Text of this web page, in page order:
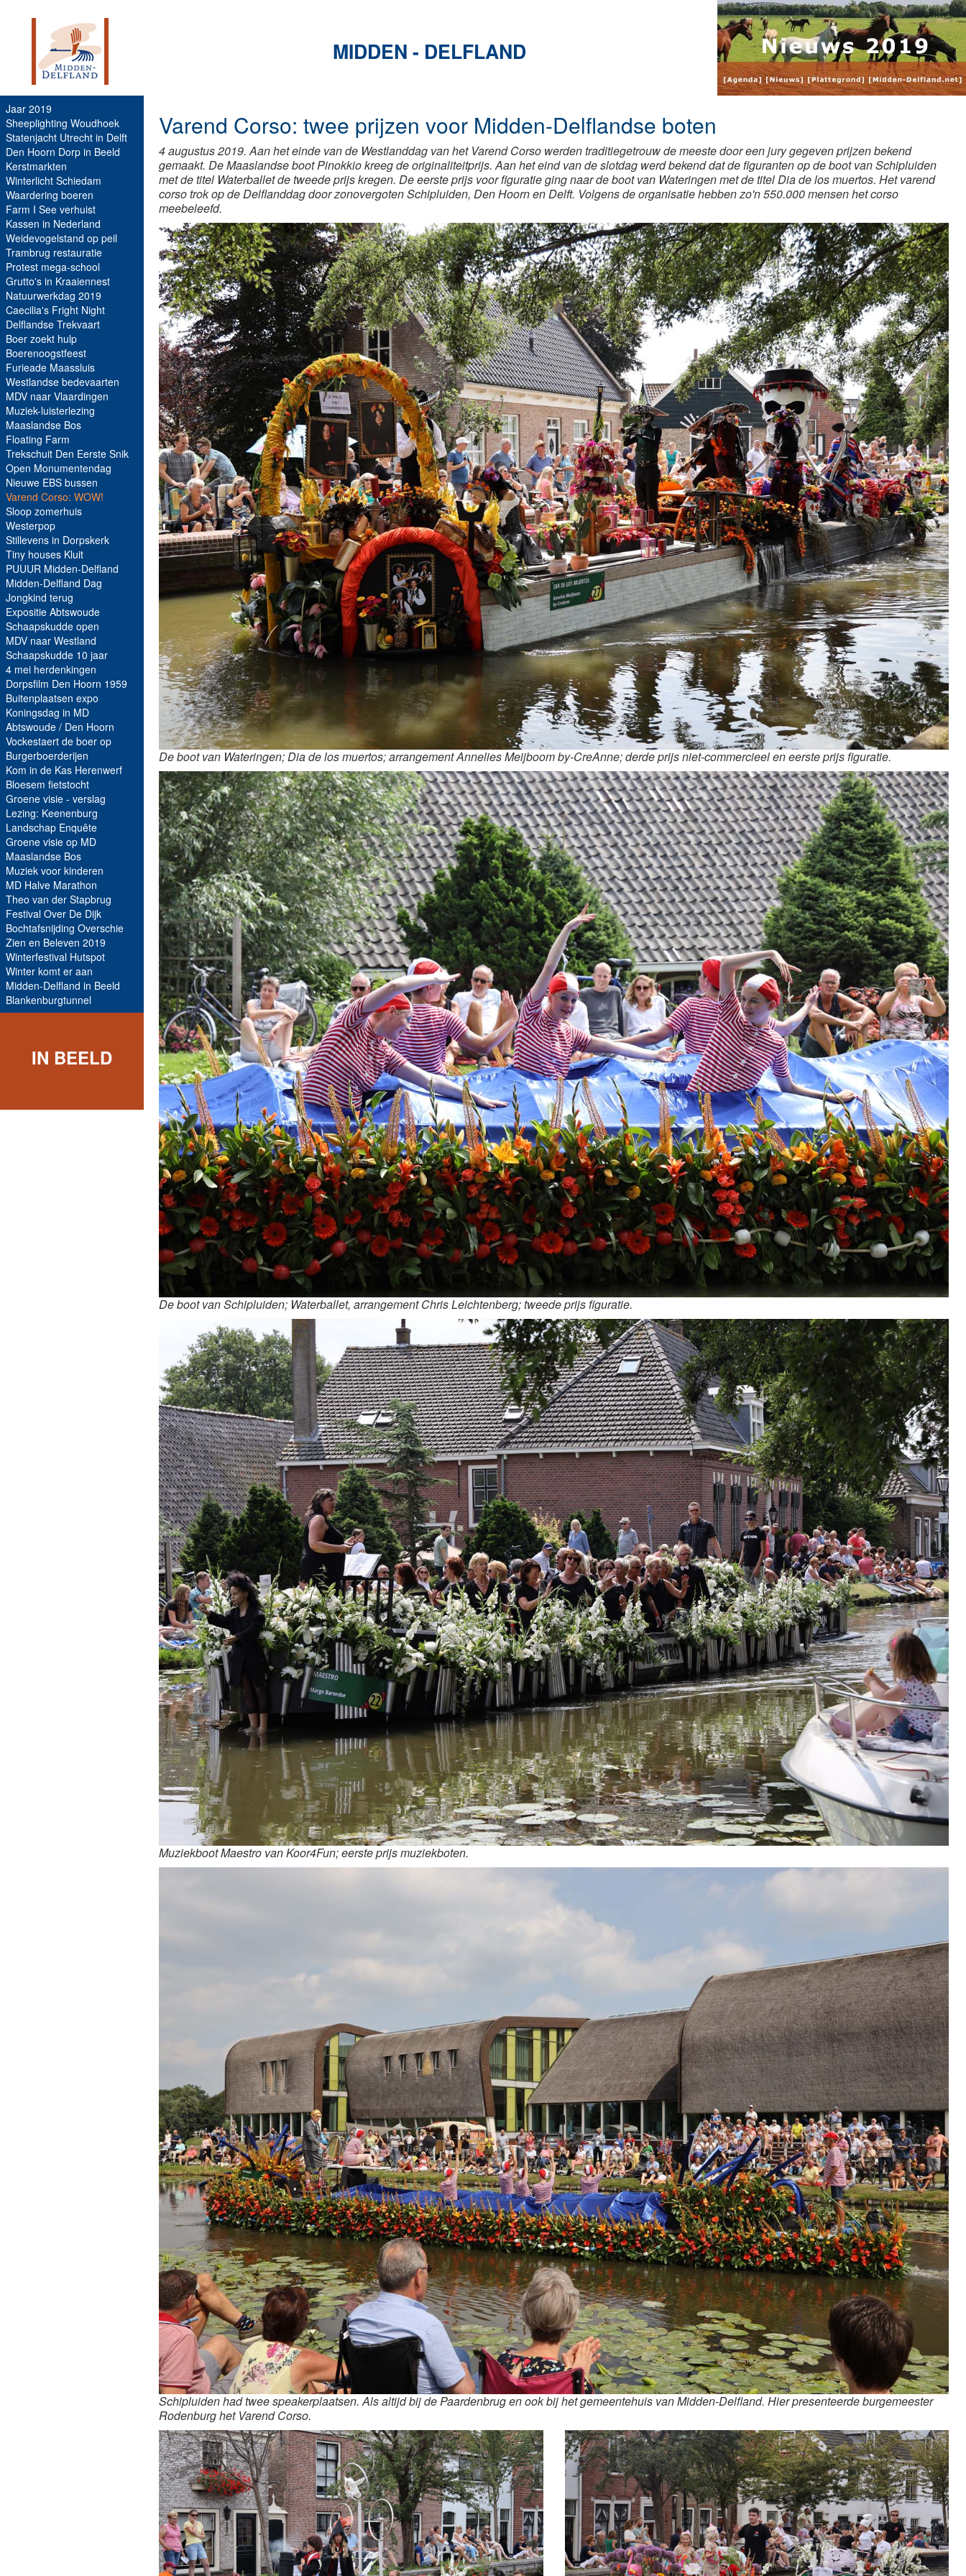
MIDDEN - DELFLAND
Jaar 2019
Sheeplighting Woudhoek
Statenjacht Utrecht in Delft
Den Hoorn Dorp in Beeld
Kerstmarkten
Winterlicht Schiedam
Waardering boeren
Farm I See verhuist
Kassen in Nederland
Weidevogelstand op peil
Trambrug restauratie
Protest mega-school
Grutto's in Kraaiennest
Natuurwerkdag 2019
Caecilia's Fright Night
Delflandse Trekvaart
Boer zoekt hulp
Boerenoogstfeest
Furieade Maassluis
Westlandse bedevaarten
MDV naar Vlaardingen
Muziek-luisterlezing
Maaslandse Bos
Floating Farm
Trekschuit Den Eerste Snik
Open Monumentendag
Nieuwe EBS bussen
Varend Corso: WOW!
Sloop zomerhuis
Westerpop
Stillevens in Dorpskerk
Tiny houses Kluit
PUUUR Midden-Delfland
Midden-Delfland Dag
Jongkind terug
Expositie Abtswoude
Schaapskudde open
MDV naar Westland
Schaapskudde 10 jaar
4 mei herdenkingen
Dorpsfilm Den Hoorn 1959
Buitenplaatsen expo
Koningsdag in MD
Abtswoude / Den Hoorn
Vockestaert de boer op
Burgerboerderijen
Kom in de Kas Herenwerf
Bloesem fietstocht
Groene visie - verslag
Lezing: Keenenburg
Landschap Enquête
Groene visie op MD
Maaslandse Bos
Muziek voor kinderen
MD Halve Marathon
Theo van der Stapbrug
Festival Over De Dijk
Bochtafsnijding Overschie
Zien en Beleven 2019
Winterfestival Hutspot
Winter komt er aan
Midden-Delfland in Beeld
Blankenburgtunnel
IN BEELD
Varend Corso: twee prijzen voor Midden-Delflandse boten
4 augustus 2019. Aan het einde van de Westlanddag van het Varend Corso werden traditiegetrouw de meeste door een jury gegeven prijzen bekend
gemaakt. De Maaslandse boot Pinokkio kreeg de originaliteitprijs. Aan het eind van de slotdag werd bekend dat de figuranten op de boot van Schipluiden
met de titel Waterballet de tweede prijs kregen. De eerste prijs voor figuratie ging naar de boot van Wateringen met de titel Dia de los muertos. Het varend
corso trok op de Delflanddag door zonovergoten Schipluiden, Den Hoorn en Delft. Volgens de organisatie hebben zo'n 550.000 mensen het corso
meebeleefd.
De boot van Wateringen; Dia de los muertos; arrangement Annelies Meijboom by-CreAnne; derde prijs niet-commercieel en eerste prijs figuratie.
De boot van Schipluiden; Waterballet, arrangement Chris Leichtenberg; tweede prijs figuratie.
Muziekboot Maestro van Koor4Fun; eerste prijs muziekboten.
Schipluiden had twee speakerplaatsen. Als altijd bij de Paardenbrug en ook bij het gemeentehuis van Midden-Delfland. Hier presenteerde burgemeester
Rodenburg het Varend Corso.